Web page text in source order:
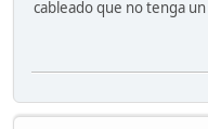
cableado que no tenga